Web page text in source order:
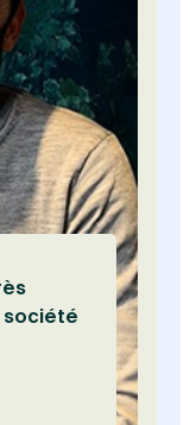
société